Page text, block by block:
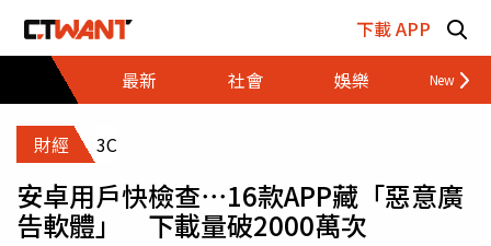
下載 APP
最新
社會 娛樂 財經
財經 3C
安卓用戶快檢查⋯16款APP藏「惡意廣
告軟體」 下載量破2000萬次